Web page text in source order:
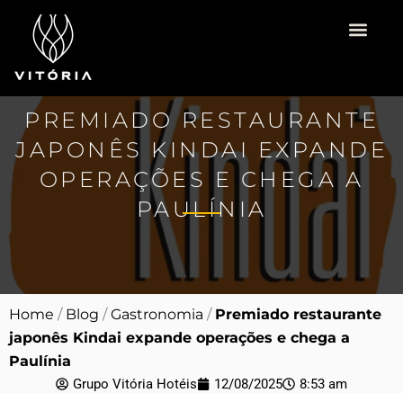
conteúdo
PREMIADO RESTAURANTE
JAPONÊS KINDAI EXPANDE
OPERAÇÕES E CHEGA A
PAULÍNIA
Home / Blog /Gastronomia / Premiado restaurante
japonês Kindai expande operações e chega a
Paulínia
Grupo Vitória Hotéis 12/08/2025 8:53 am